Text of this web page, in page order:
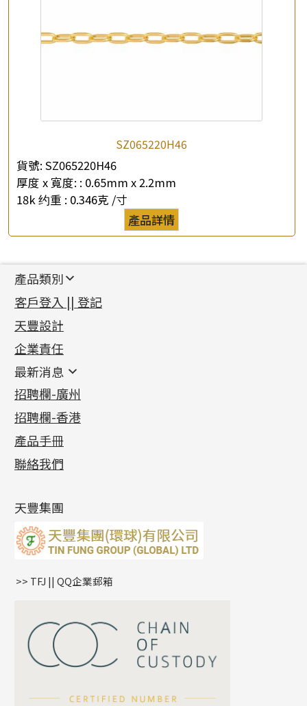
SZ065220H46
貨號: SZ065220H46
厚度 x 寬度: : 0.65mm x 2.2mm
18k 约重 : 0.346克 /寸
產品詳情
產品類別
新產品
足金系列
足金配件
機織鏈系列
珠仔鏈
镶口链
管狀網鏈
十字車花鏈系列
十字閃O鏈系列
十字錘打鏈系列
側身車花鏈系列
側身鏈系列
雙十字鏈系列
水波鏈系列
蛇骨鏈系列
鏈尾系列
嘴唇鏈系列
S車花鏈系列
珍珠鏈系列
坦克鏈系列
滿天星鏈系列
首飾配件
耳環類配件
卷迫系列
螺絲迫系列
梅花迫系列
平臺迫系列
綫拍系列
美拍系列
耳環扣系列
耳綫/耳鈎系列
耳環爪頭
耳環
鏈類配件
動感車花吊墜
調節珠系列
生圈扣系列
龍蝦扣系列
鴨俐制系列
字母吊墜
相盒吊墜
項鏈吊墜
生肖吊墜
星座吊墜
珠扣
其他類配件
珠盤系列
袖口鈕系列
焊片及鐳射綫
空心車花管
珠類配件
無孔光身珠
空心光身珠
無孔批花珠
鑲口類
四爪頭系列
六爪頭系列
車花片
動感車花片
鑲口戒指
鑲口手鏈系列
首飾系列
手镯系列
戒指系列
空心耳環
空心车花管首饰链
空心手鐲系列
貴金屬原料
千足金
記憶金屬系列
記憶戒指
拉簧珠珠手鏈
記憶鈦手鐲
客戶登入 || 登記
天豐設計
企業責任
最新消息
最新消息
各項證書(2)
相片集(9)
展覽會資訊
最新產品資訊
招聘欄-廣州
招聘欄-香港
產品手冊
聯絡我們
天豐集團
>> TFJ || QQ企業郵箱